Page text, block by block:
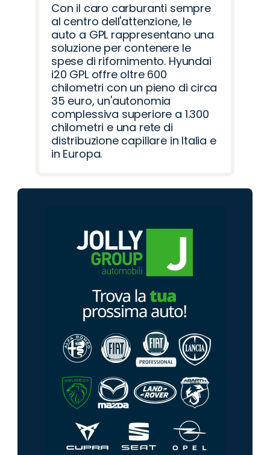
Con il caro carburanti sempre
al centro dell'attenzione, le
auto a GPL rappresentano una
soluzione per contenere le
spese di rifornimento. Hyundai
i20 GPL offre oltre 600
chilometri con un pieno di circa
35 euro, un'autonomia
complessiva superiore a 1.300
chilometri e una rete di
distribuzione capillare in Italia e
in Europa.